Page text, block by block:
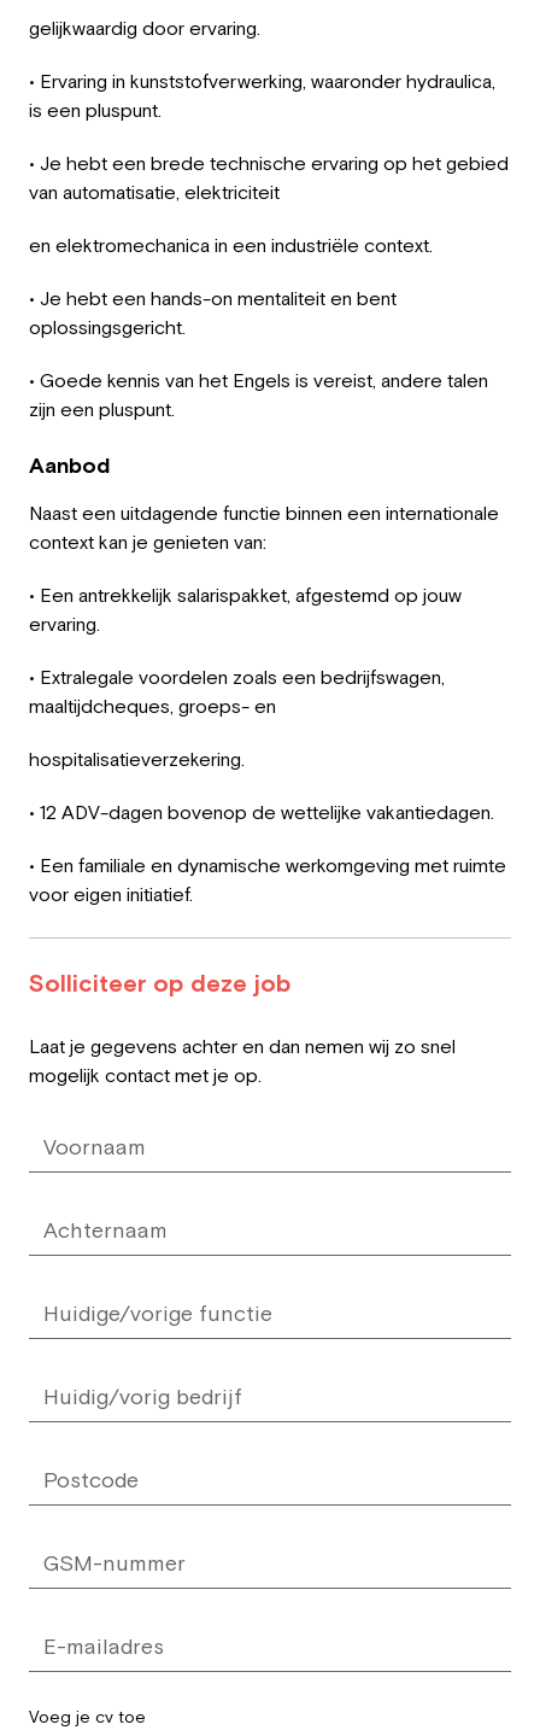
gelijkwaardig door ervaring.
• Ervaring in kunststofverwerking, waaronder hydraulica,
is een pluspunt.
• Je hebt een brede technische ervaring op het gebied
van automatisatie, elektriciteit
en elektromechanica in een industriële context.
• Je hebt een hands-on mentaliteit en bent
oplossingsgericht.
• Goede kennis van het Engels is vereist, andere talen
zijn een pluspunt.
Aanbod
Naast een uitdagende functie binnen een internationale
context kan je genieten van:
• Een antrekkelijk salarispakket, afgestemd op jouw
ervaring.
• Extralegale voordelen zoals een bedrijfswagen,
maaltijdcheques, groeps- en
hospitalisatieverzekering.
• 12 ADV-dagen bovenop de wettelijke vakantiedagen.
• Een familiale en dynamische werkomgeving met ruimte
voor eigen initiatief.
Solliciteer op deze job
field
Laat je gegevens achter en dan nemen wij zo snel
mogelijk contact met je op.
Voeg je cv toe